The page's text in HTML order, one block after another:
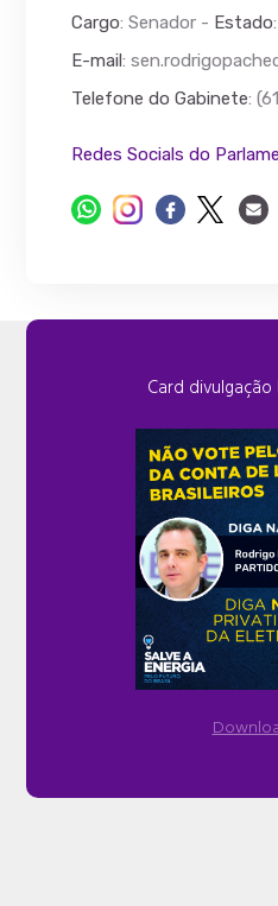
Cargo: Senador - Estado
E-mail:
Telefone do Gabinete:
Redes Socials do
Card divulgação